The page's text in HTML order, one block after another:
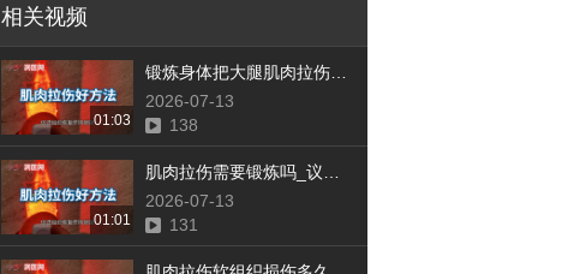
相关视频
01:03
2026-07-13
138
01:01
2026-07-13
131